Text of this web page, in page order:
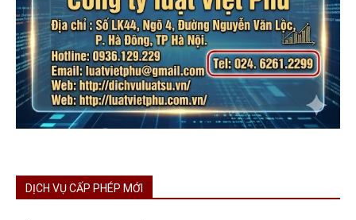
DỊCH VỤ CẤP PHÉP MỚI